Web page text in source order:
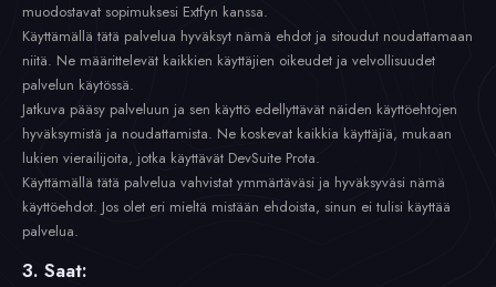
muodostavat sopimuksesi Extfyn kanssa.
Käyttämällä tätä palvelua hyväksyt nämä ehdot ja sitoudut noudattamaan
niitä. Ne määrittelevät kaikkien käyttäjien oikeudet ja velvollisuudet
palvelun käytössä.
Jatkuva pääsy palveluun ja sen käyttö edellyttävät näiden käyttöehtojen
hyväksymistä ja noudattamista. Ne koskevat kaikkia käyttäjiä, mukaan
lukien vierailijoita, jotka käyttävät DevSuite Prota.
Käyttämällä tätä palvelua vahvistat ymmärtäväsi ja hyväksyväsi nämä
käyttöehdot. Jos olet eri mieltä mistään ehdoista, sinun ei tulisi käyttää
palvelua.
3. Saat: